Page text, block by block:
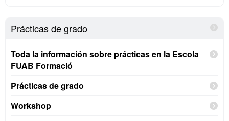
Prácticas de grado
Toda la información sobre prácticas en la Escola
FUAB Formació
Prácticas de grado
Workshop